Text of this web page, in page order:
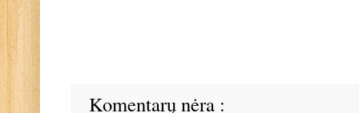
Komentarų nėra :